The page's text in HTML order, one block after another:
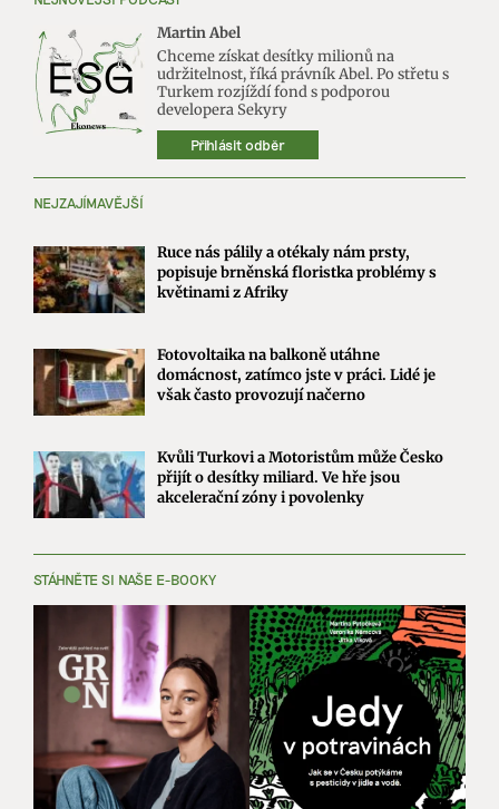
Martin Abel
Chceme získat desítky milionů na
udržitelnost, říká právník Abel. Po střetu s
Turkem rozjíždí fond s podporou
developera Sekyry
Přihlásit odběr
NEJZAJÍMAVĚJŠÍ
Ruce nás pálily a otékaly nám prsty,
popisuje brněnská floristka problémy s
květinami z Afriky
Fotovoltaika na balkoně utáhne
domácnost, zatímco jste v práci. Lidé je
však často provozují načerno
Kvůli Turkovi a Motoristům může Česko
přijít o desítky miliard. Ve hře jsou
akcelerační zóny i povolenky
STÁHNĚTE SI NAŠE E-BOOKY